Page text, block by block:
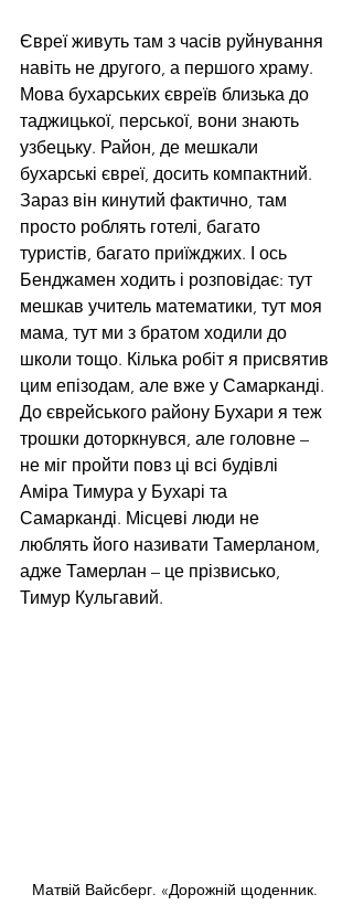
Євреї живуть там з часів руйнування
навіть не другого, а першого храму.
Мова бухарських євреїв близька до
таджицької, перської, вони знають
узбецьку. Район, де мешкали
бухарські євреї, досить компактний.
Зараз він кинутий фактично, там
просто роблять готелі, багато
туристів, багато приїжджих. І ось
Бенджамен ходить і розповідає: тут
мешкав учитель математики, тут моя
мама, тут ми з братом ходили до
школи тощо. Кілька робіт я присвятив
цим епізодам, але вже у Самарканді.
До єврейського району Бухари я теж
трошки доторкнувся, але головне –
не міг пройти повз ці всі будівлі
Аміра Тимура у Бухарі та
Самарканді. Місцеві люди не
люблять його називати Тамерланом,
адже Тамерлан – це прізвисько,
Тимур Кульгавий.
Матвій Вайсберг. «Дорожній щоденник.